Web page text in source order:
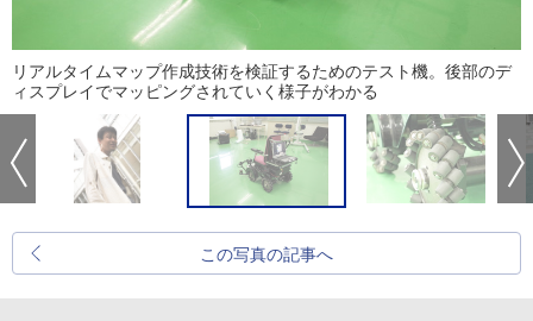
リアルタイムマップ作成技術を検証するためのテスト機。後部のデ
ィスプレイでマッピングされていく様子がわかる
この写真の記事へ